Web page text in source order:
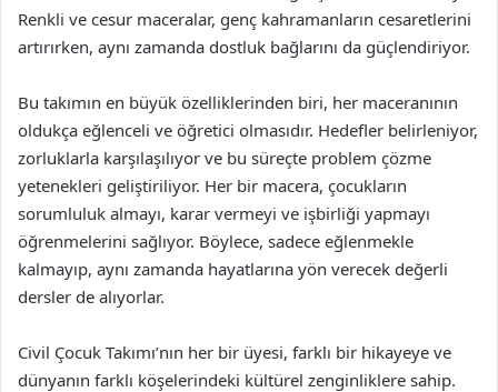
Renkli ve cesur maceralar, genç kahramanların cesaretlerini
artırırken, aynı zamanda dostluk bağlarını da güçlendiriyor.
Bu takımın en büyük özelliklerinden biri, her maceranının
oldukça eğlenceli ve öğretici olmasıdır. Hedefler belirleniyor,
zorluklarla karşılaşılıyor ve bu süreçte problem çözme
yetenekleri geliştiriliyor. Her bir macera, çocukların
sorumluluk almayı, karar vermeyi ve işbirliği yapmayı
öğrenmelerini sağlıyor. Böylece, sadece eğlenmekle
kalmayıp, aynı zamanda hayatlarına yön verecek değerli
dersler de alıyorlar.
Civil Çocuk Takımı’nın her bir üyesi, farklı bir hikayeye ve
dünyanın farklı köşelerindeki kültürel zenginliklere sahip.